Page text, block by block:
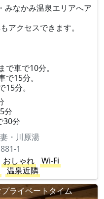
みなかみ温泉エリアへア
アクセスできます。
で車で10分。
で15分。
15分。
分
30分
・川原湯
1
おしゃれ
Wi-Fi
温泉近隣
ライベートタイム